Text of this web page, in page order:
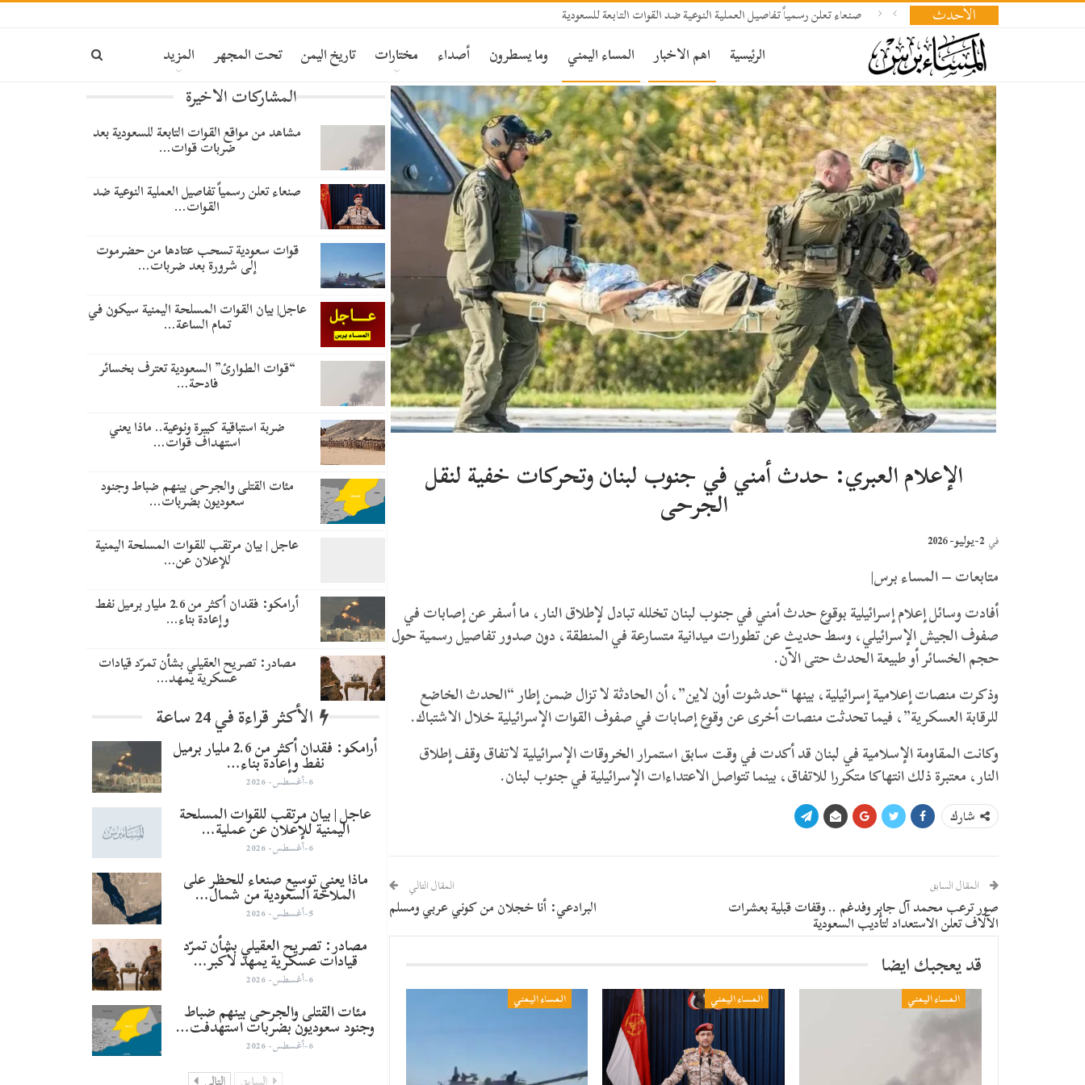
الأحدث صنعاء تعلن رسمياً تفاصيل العملية النوعية ضد القوات التابعة للسعودية
الرئيسية اهم الاخبار المساء اليمني وما يسطرون أصداء مختارات تاريخ اليمن تحت المجهر المزيد
الإعلام العبري: حدث أمني في جنوب لبنان وتحركات خفية لنقل
الجرحى
في 2-يوليو- 2026
متابعات – المساء برس|
أفادت وسائل إعلام إسرائيلية بوقوع حدث أمني في جنوب لبنان تخلله تبادل لإطلاق النار، ما أسفر عن إصابات في
صفوف الجيش الإسرائيلي، وسط حديث عن تطورات ميدانية متسارعة في المنطقة، دون صدور تفاصيل رسمية حول
حجم الخسائر أو طبيعة الحدث حتى الآن.
وذكرت منصات إعلامية إسرائيلية، بينها “حدشوت أون لاين”، أن الحادثة لا تزال ضمن إطار “الحدث الخاضع
للرقابة العسكرية”، فيما تحدثت منصات أخرى عن وقوع إصابات في صفوف القوات الإسرائيلية خلال الاشتباك.
وكانت المقاومة الإسلامية في لبنان قد أكدت في وقت سابق استمرار الخروقات الإسرائيلية لاتفاق وقف إطلاق
النار، معتبرة ذلك انتهاكا متكررا للاتفاق، بينما تتواصل الاعتداءات الإسرائيلية في جنوب لبنان.
شارك
المقال السابق
صور ترعب محمد آل جابر وفدغم .. وقفات قبلية بعشرات
الآلاف تعلن الاستعداد لتأديب السعودية
المقال التالي
البرادعي: أنا خجلان من كوني عربي ومسلم
قد يعجبك ايضا
المساء اليمني المساء اليمني المساء اليمني
المشاركات الاخيرة
مشاهد من مواقع القوات التابعة للسعودية بعد
ضربات قوات…
صنعاء تعلن رسمياً تفاصيل العملية النوعية ضد
القوات…
قوات سعودية تسحب عتادها من حضرموت
إلى شرورة بعد ضربات…
عاجل| بيان القوات المسلحة اليمنية سيكون في
تمام الساعة…
“قوات الطوارئ” السعودية تعترف بخسائر
فادحة…
ضربة استباقية كبيرة ونوعية.. ماذا يعني
استهداف قوات…
مئات القتلى والجرحى بينهم ضباط وجنود
سعوديون بضربات…
عاجل | بيان مرتقب للقوات المسلحة اليمنية
للإعلان عن…
أرامكو: فقدان أكثر من 2.6 مليار برميل نفط
وإعادة بناء…
مصادر: تصريح العقيلي بشأن تمرّد قيادات
عسكرية يمهد…
الأكثر قراءة في 24 ساعة
أرامكو: فقدان أكثر من 2.6 مليار برميل
نفط وإعادة بناء…
6-أغسطس- 2026
عاجل | بيان مرتقب للقوات المسلحة
اليمنية للإعلان عن عملية…
6-أغسطس- 2026
ماذا يعني توسيع صنعاء للحظر على
الملاحة السعودية من شمال…
5-أغسطس- 2026
مصادر: تصريح العقيلي بشأن تمرّد
قيادات عسكرية يمهد لأكبر…
6-أغسطس- 2026
مئات القتلى والجرحى بينهم ضباط
وجنود سعوديون بضربات استهدفت…
6-أغسطس- 2026